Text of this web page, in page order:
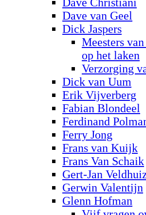
Dave van Geel
Dick Jaspers
Meesters
op het laken
Verzorging
Dick van Uum
Erik Vijverberg
Fabian Blondeel
Ferdinand
Ferry Jong
Frans van Kuijk
Frans Van Schaik
Gert-Jan
Gerwin Valentijn
Glenn Hofman